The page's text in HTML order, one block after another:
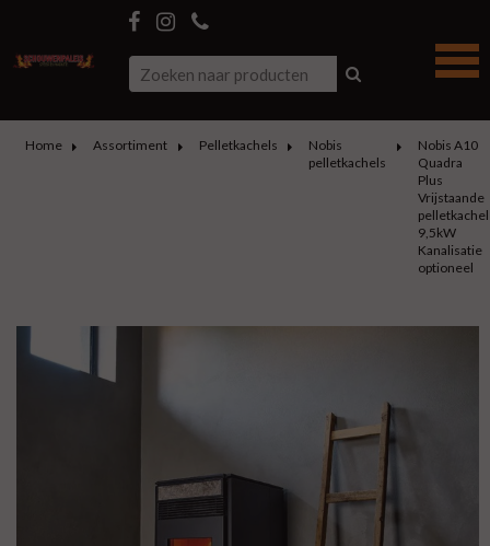
Home Assortiment Pelletkachels
Nobis
pelletkachels
Nobis A10
Quadra
Plus
Vrijstaande
pelletkachel
9,5kW
Kanalisatie
optioneel